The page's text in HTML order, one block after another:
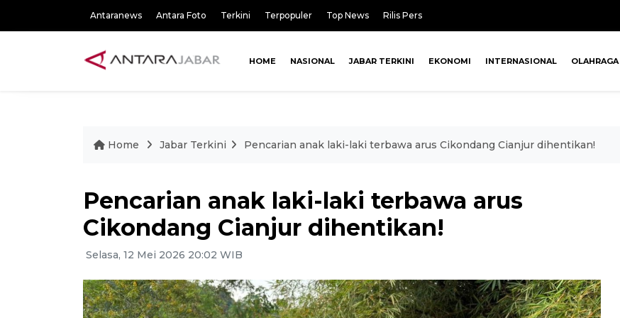
Antaranews Antara Foto Terkini Terpopuler Top News Rilis Pers
HOME NASIONAL JABAR TERKINI EKONOMI INTERNASIONAL OLAHRAGA
Home Jabar Terkini Pencarian anak laki-laki terbawa arus Cikondang Cianjur dihentikan!
Pencarian anak laki-laki terbawa arus
Cikondang Cianjur dihentikan!
Selasa, 12 Mei 2026 20:02 WIB